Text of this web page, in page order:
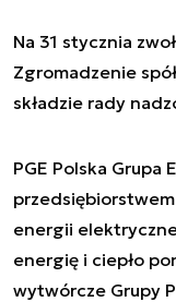
Na 31 stycznia
Zgromadzenie
składzie rady
PGE Polska
energii
energię i ciepło
wytwórcze Grupy